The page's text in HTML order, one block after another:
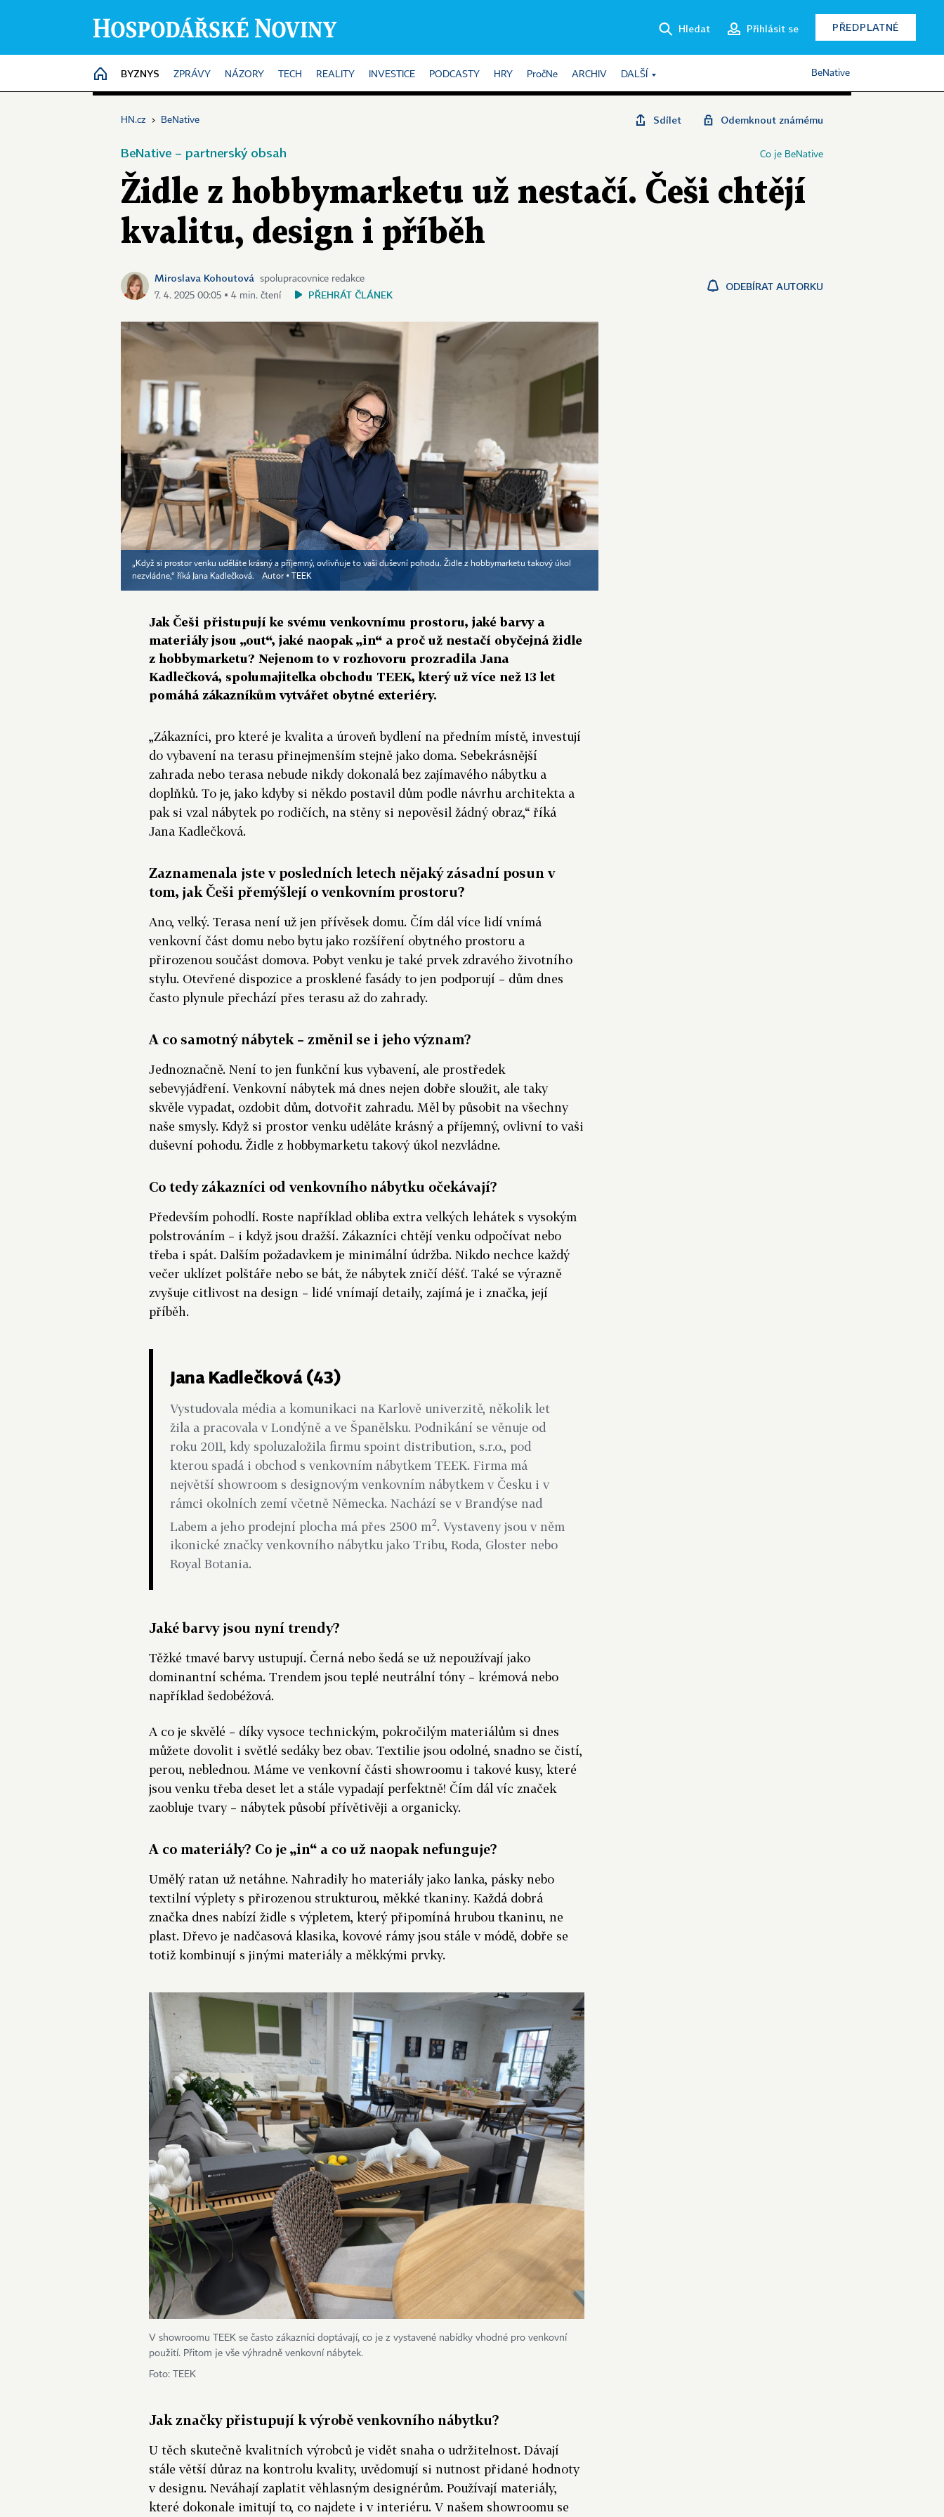
Hledat Přihlásit se PŘEDPLATNÉ
HOME
BYZNYS ZPRÁVY NÁZORY TECH REALITY INVESTICE PODCASTY HRY PročNe ARCHIV DALŠÍ BeNative
HN.cz › BeNative Sdílet Odemknout známému
BeNative – partnerský obsah Co je BeNative
Židle z hobbymarketu už nestačí. Češi chtějí
kvalitu, design i příběh
Miroslava Kohoutová
spolupracovnice redakce
7. 4. 2025 00:05 ▪ 4 min. čtení
PŘEHRÁT ČLÁNEK
ODEBÍRAT AUTORKU
„Když si prostor venku uděláte krásný a příjemný, ovlivňuje to vaši duševní pohodu. Židle z hobbymarketu takový úkol
nezvládne,“ říká Jana Kadlečková.
Autor ▪ TEEK
Jak Češi přistupují ke svému venkovnímu prostoru, jaké barvy a
materiály jsou „out“, jaké naopak „in“ a proč už nestačí obyčejná židle
z hobbymarketu? Nejenom to v rozhovoru prozradila Jana
Kadlečková, spolumajitelka obchodu TEEK, který už více než 13 let
pomáhá zákazníkům vytvářet obytné exteriéry.
„Zákazníci, pro které je kvalita a úroveň bydlení na předním místě, investují
do vybavení na terasu přinejmenším stejně jako doma. Sebekrásnější
zahrada nebo terasa nebude nikdy dokonalá bez zajímavého nábytku a
doplňků. To je, jako kdyby si někdo postavil dům podle návrhu architekta a
pak si vzal nábytek po rodičích, na stěny si nepověsil žádný obraz,“ říká
Jana Kadlečková.
Zaznamenala jste v posledních letech nějaký zásadní posun v
tom, jak Češi přemýšlejí o venkovním prostoru?
Ano, velký. Terasa není už jen přívěsek domu. Čím dál více lidí vnímá
venkovní část domu nebo bytu jako rozšíření obytného prostoru a
přirozenou součást domova. Pobyt venku je také prvek zdravého životního
stylu. Otevřené dispozice a prosklené fasády to jen podporují – dům dnes
často plynule přechází přes terasu až do zahrady.
A co samotný nábytek – změnil se i jeho význam?
Jednoznačně. Není to jen funkční kus vybavení, ale prostředek
sebevyjádření. Venkovní nábytek má dnes nejen dobře sloužit, ale taky
skvěle vypadat, ozdobit dům, dotvořit zahradu. Měl by působit na všechny
naše smysly. Když si prostor venku uděláte krásný a příjemný, ovlivní to vaši
duševní pohodu. Židle z hobbymarketu takový úkol nezvládne.
Co tedy zákazníci od venkovního nábytku očekávají?
Především pohodlí. Roste například obliba extra velkých lehátek s vysokým
polstrováním – i když jsou dražší. Zákazníci chtějí venku odpočívat nebo
třeba i spát. Dalším požadavkem je minimální údržba. Nikdo nechce každý
večer uklízet polštáře nebo se bát, že nábytek zničí déšť. Také se výrazně
zvyšuje citlivost na design – lidé vnímají detaily, zajímá je i značka, její
příběh.
Jana Kadlečková (43)
Vystudovala média a komunikaci na Karlově univerzitě, několik let
žila a pracovala v Londýně a ve Španělsku. Podnikání se věnuje od
roku 2011, kdy spoluzaložila firmu spoint distribution, s.r.o., pod
kterou spadá i obchod s venkovním nábytkem TEEK. Firma má
největší showroom s designovým venkovním nábytkem v Česku i v
rámci okolních zemí včetně Německa. Nachází se v Brandýse nad
Labem a jeho prodejní plocha má přes 2500 m2. Vystaveny jsou v něm
ikonické značky venkovního nábytku jako Tribu, Roda, Gloster nebo
Royal Botania.
Jaké barvy jsou nyní trendy?
Těžké tmavé barvy ustupují. Černá nebo šedá se už nepoužívají jako
dominantní schéma. Trendem jsou teplé neutrální tóny – krémová nebo
například šedobéžová.
A co je skvělé – díky vysoce technickým, pokročilým materiálům si dnes
můžete dovolit i světlé sedáky bez obav. Textilie jsou odolné, snadno se čistí,
perou, neblednou. Máme ve venkovní části showroomu i takové kusy, které
jsou venku třeba deset let a stále vypadají perfektně! Čím dál víc značek
zaobluje tvary – nábytek působí přívětivěji a organicky.
A co materiály? Co je „in“ a co už naopak nefunguje?
Umělý ratan už netáhne. Nahradily ho materiály jako lanka, pásky nebo
textilní výplety s přirozenou strukturou, měkké tkaniny. Každá dobrá
značka dnes nabízí židle s výpletem, který připomíná hrubou tkaninu, ne
plast. Dřevo je nadčasová klasika, kovové rámy jsou stále v módě, dobře se
totiž kombinují s jinými materiály a měkkými prvky.
V showroomu TEEK se často zákazníci doptávají, co je z vystavené nabídky vhodné pro venkovní
použití. Přitom je vše výhradně venkovní nábytek.
Foto: TEEK
Jak značky přistupují k výrobě venkovního nábytku?
U těch skutečně kvalitních výrobců je vidět snaha o udržitelnost. Dávají
stále větší důraz na kontrolu kvality, uvědomují si nutnost přidané hodnoty
v designu. Neváhají zaplatit věhlasným designérům. Používají materiály,
které dokonale imitují to, co najdete i v interiéru. V našem showroomu se